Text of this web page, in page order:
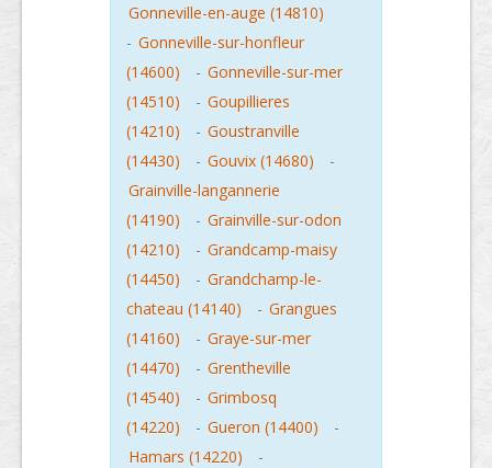
Gonneville-en-auge (14810)
- Gonneville-sur-honfleur
(14600)
- Gonneville-sur-mer
(14510)
- Goupillieres
(14210)
- Goustranville
(14430)
- Gouvix (14680)
-
Grainville-langannerie
(14190)
- Grainville-sur-odon
(14210)
- Grandcamp-maisy
(14450)
- Grandchamp-le-
chateau (14140)
- Grangues
(14160)
- Graye-sur-mer
(14470)
- Grentheville
(14540)
- Grimbosq
(14220)
- Gueron (14400)
-
Hamars (14220)
-